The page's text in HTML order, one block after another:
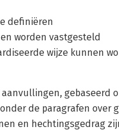
definiëren
worden vastgesteld
wijze kunnen
gebaseerd
de paragrafen over
en hechtingsgedrag